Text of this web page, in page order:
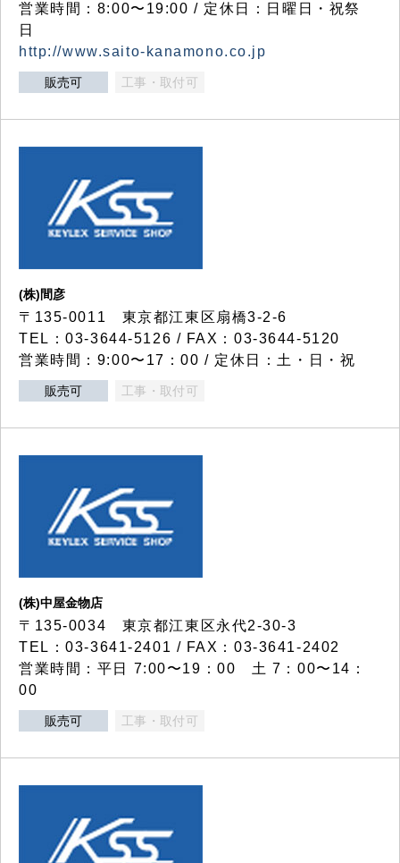
営業時間：8:00〜19:00 / 定休日：日曜日・祝祭
日
http://www.saito-kanamono.co.jp
販売可 工事・取付可
(株)間彦
〒135-0011 東京都江東区扇橋3-2-6
TEL：03-3644-5126 / FAX：03-3644-5120
営業時間：9:00〜17：00 / 定休日：土・日・祝
販売可 工事・取付可
(株)中屋金物店
〒135-0034 東京都江東区永代2-30-3
TEL：03-3641-2401 / FAX：03-3641-2402
営業時間：平日 7:00〜19：00 土 7：00〜14：
00
販売可 工事・取付可